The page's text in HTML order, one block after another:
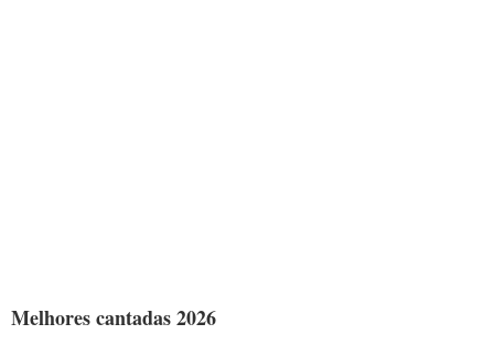
Melhores cantadas 2026